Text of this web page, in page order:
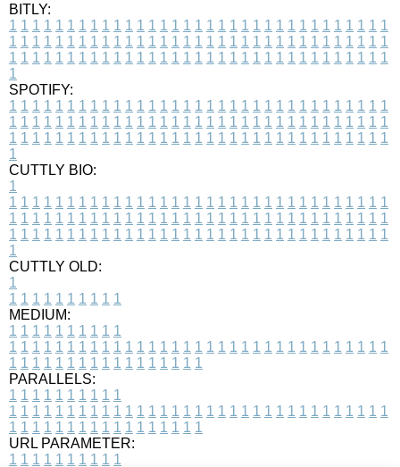
BITLY:
1 1 1 1 1 1 1 1 1 1 1 1 1 1 1 1 1 1 1 1 1 1 1 1 1 1 1 1 1 1 1 1 1
1 1 1 1 1 1 1 1 1 1 1 1 1 1 1 1 1 1 1 1 1 1 1 1 1 1 1 1 1 1 1 1 1
1 1 1 1 1 1 1 1 1 1 1 1 1 1 1 1 1 1 1 1 1 1 1 1 1 1 1 1 1 1 1 1 1
1
SPOTIFY:
1 1 1 1 1 1 1 1 1 1 1 1 1 1 1 1 1 1 1 1 1 1 1 1 1 1 1 1 1 1 1 1 1
1 1 1 1 1 1 1 1 1 1 1 1 1 1 1 1 1 1 1 1 1 1 1 1 1 1 1 1 1 1 1 1 1
1 1 1 1 1 1 1 1 1 1 1 1 1 1 1 1 1 1 1 1 1 1 1 1 1 1 1 1 1 1 1 1 1
1
CUTTLY BIO:
1
1 1 1 1 1 1 1 1 1 1 1 1 1 1 1 1 1 1 1 1 1 1 1 1 1 1 1 1 1 1 1 1 1
1 1 1 1 1 1 1 1 1 1 1 1 1 1 1 1 1 1 1 1 1 1 1 1 1 1 1 1 1 1 1 1 1
1 1 1 1 1 1 1 1 1 1 1 1 1 1 1 1 1 1 1 1 1 1 1 1 1 1 1 1 1 1 1 1 1
1
CUTTLY OLD:
1
1 1 1 1 1 1 1 1 1 1
MEDIUM:
1 1 1 1 1 1 1 1 1 1
1 1 1 1 1 1 1 1 1 1 1 1 1 1 1 1 1 1 1 1 1 1 1 1 1 1 1 1 1 1 1 1 1
1 1 1 1 1 1 1 1 1 1 1 1 1 1 1 1 1
PARALLELS:
1 1 1 1 1 1 1 1 1 1
1 1 1 1 1 1 1 1 1 1 1 1 1 1 1 1 1 1 1 1 1 1 1 1 1 1 1 1 1 1 1 1 1
1 1 1 1 1 1 1 1 1 1 1 1 1 1 1 1 1
URL PARAMETER:
1 1 1 1 1 1 1 1 1 1